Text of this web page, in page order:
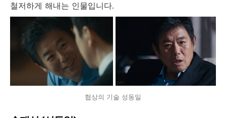
철저하게 해내는 인물입니다.
협상의 기술 성동일